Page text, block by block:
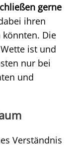
gerne
ihren
könnten. Die
ist und
nur bei
und
Verständnis